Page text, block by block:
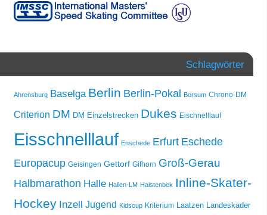
Schlagwörter
Ahrensburg Baselga Berlin Berlin-Pokal Borsum Chrono-DM
Criterion DM DM Einzelstrecken Dukes Eischnelllauf
Eisschnelllauf Enschede Erfurt Eschede
Europacup Geisingen Gettorf Gifhorn Groß-Gerau
Halbmarathon Halle Hallen-LM Halstenbek Inline-Skater-
Hockey Inzell Jugend Kidscup Kriterium Laatzen Landeskader